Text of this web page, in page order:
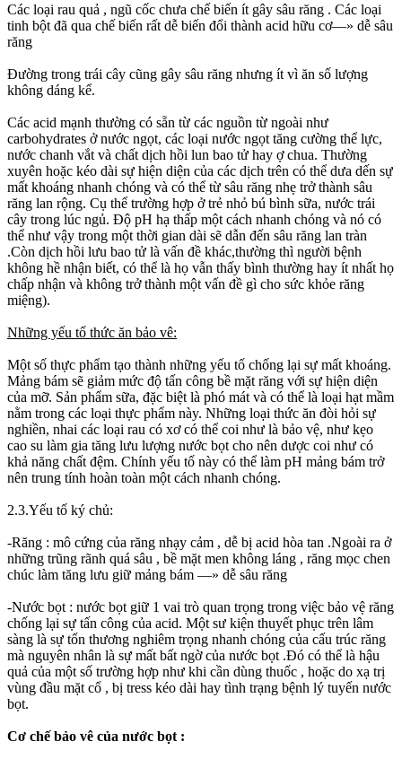
Các loại rau quả , ngũ cốc chưa chế biến ít gây sâu răng . Các loại
tinh bột đã qua chế biến rất dễ biến đổi thành acid hữu cơ—» dễ sâu
răng
Đường trong trái cây cũng gây sâu răng nhưng ít vì ăn số lượng
không dáng kể.
Các acid mạnh thường có sẵn từ các nguồn từ ngoài như
carbohydrates ở nước ngọt, các loại nước ngọt tăng cường thể lực,
nước chanh vắt và chất dịch hồi lun bao tử hay ợ chua. Thường
xuyên hoặc kéo dài sự hiện diện của các dịch trên có thể dưa dến sự
mất khoáng nhanh chóng và có thể từ sâu răng nhẹ trở thành sâu
răng lan rộng. Cụ thể trường hợp ở trẻ nhỏ bú bình sữa, nước trái
cây trong lúc ngủ. Độ pH hạ thấp một cách nhanh chóng và nó có
thể như vậy trong một thời gian dài sẽ dẫn đến sâu răng lan tràn
.Còn dịch hồi lưu bao tử là vấn đề khác,thường thì người bệnh
không hề nhận biết, có thể là họ vẫn thấy bình thường hay ít nhất họ
chấp nhận và không trở thành một vấn đề gì cho sức khỏe răng
miệng).
Những yếu tố thức ăn bảo vê:
Một số thực phẩm tạo thành những yếu tố chống lại sự mất khoáng.
Mảng bám sẽ giảm mức độ tấn công bề mặt răng với sự hiện diện
của mỡ. Sản phẩm sữa, đặc biệt là phó mát và có thể là loại hạt mầm
nằm trong các loại thực phẩm này. Những loại thức ăn đòi hỏi sự
nghiền, nhai các loại rau có xơ có thể coi như là bảo vệ, như kẹo
cao su làm gia tăng lưu lượng nước bọt cho nên dược coi như có
khả năng chất đệm. Chính yếu tố này có thể làm pH mảng bám trở
nên trung tính hoàn toàn một cách nhanh chóng.
2.3.Yếu tố ký chủ:
-Răng : mô cứng của răng nhạy cảm , dễ bị acid hòa tan .Ngoài ra ở
những trũng rãnh quá sâu , bề mặt men không láng , răng mọc chen
chúc làm tăng lưu giữ mảng bám —» dễ sâu răng
-Nước bọt : nước bọt giữ 1 vai trò quan trọng trong việc bảo vệ răng
chống lại sự tấn công của acid. Một sư kiện thuyết phục trên lâm
sàng là sự tổn thương nghiêm trọng nhanh chóng của cấu trúc răng
mà nguyên nhân là sự mất bất ngờ của nước bọt .Đó có thể là hậu
quả của một số trường hợp như khi cần dùng thuốc , hoặc do xạ trị
vùng đầu mặt cổ , bị tress kéo dài hay tình trạng bệnh lý tuyến nước
bọt.
Cơ chế bảo vê của nước bọt :